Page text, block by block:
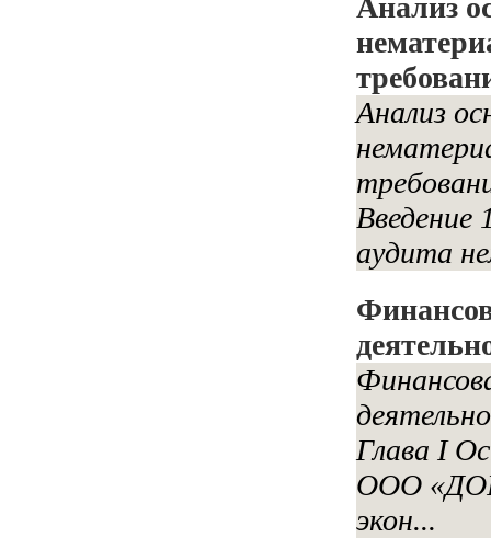
Анализ
Анализ
Введение
аудита
Глава I
ООО
экон...